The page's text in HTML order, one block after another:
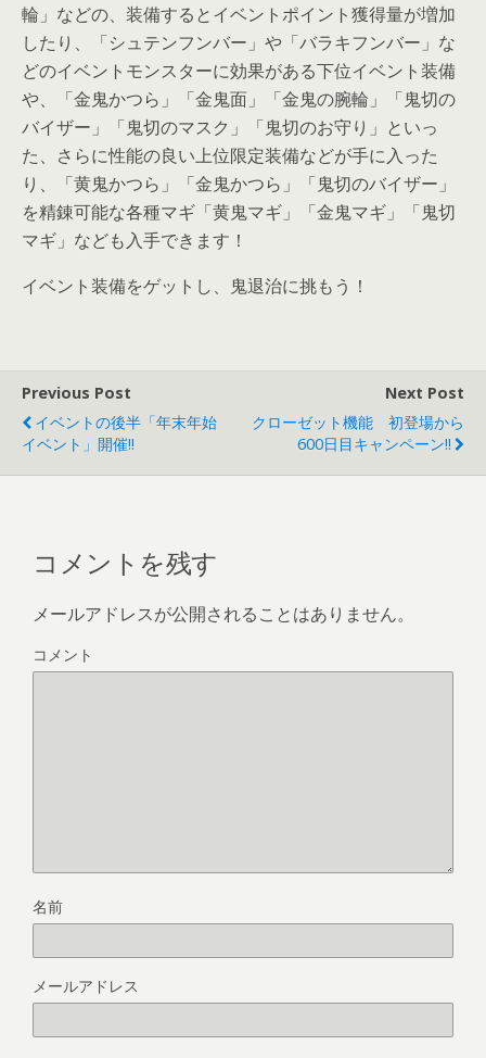
輪」などの、装備するとイベントポイント獲得量が増加
したり、「シュテンフンバー」や「バラキフンバー」な
どのイベントモンスターに効果がある下位イベント装備
や、「金鬼かつら」「金鬼面」「金鬼の腕輪」「鬼切の
バイザー」「鬼切のマスク」「鬼切のお守り」といっ
た、さらに性能の良い上位限定装備などが手に入った
り、「黄鬼かつら」「金鬼かつら」「鬼切のバイザー」
を精錬可能な各種マギ「黄鬼マギ」「金鬼マギ」「鬼切
マギ」なども入手できます！
イベント装備をゲットし、鬼退治に挑もう！
Previous Post
イベントの後半「年末年始
イベント」開催!!
Next Post
クローゼット機能 初登場から
600日目キャンペーン!!
コメントを残す
メールアドレスが公開されることはありません。
コメント
名前
メールアドレス